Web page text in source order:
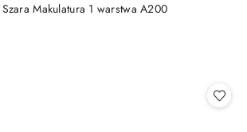
Szara Makulatura 1 warstwa A200